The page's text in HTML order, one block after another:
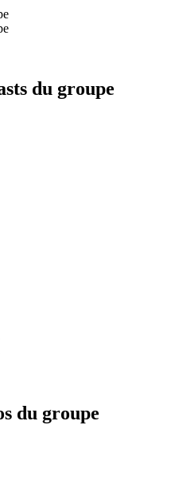
du groupe
du groupe